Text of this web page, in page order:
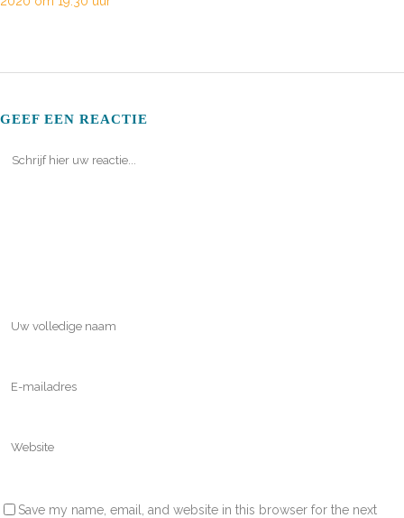
GEEF EEN REACTIE
Save my name, email, and website in this browser for the next